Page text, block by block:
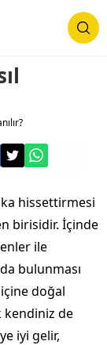
hissettirmesi
birisidir. İçinde
ile
bulunması
doğal
kendiniz de
iyi gelir,